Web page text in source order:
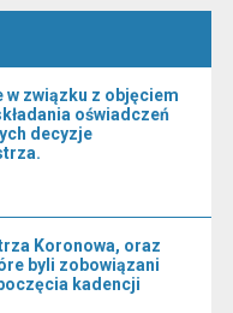
w związku z objęciem
oświadczeń
decyzje
Koronowa, oraz
byli zobowiązani
kadencji